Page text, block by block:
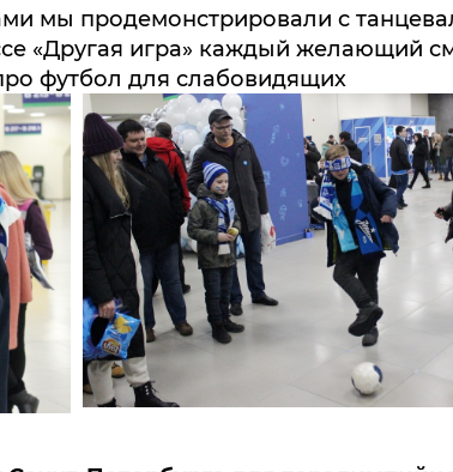
мы продемонстрировали с
«Другая игра» каждый желающий
футбол для слабовидящих